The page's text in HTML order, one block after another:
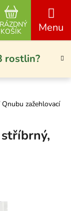
rostlin?
NÁKUPNÍ
KOŠÍK
Qnubu zažehlovací